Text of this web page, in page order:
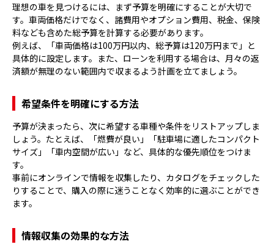
理想の車を見つけるには、まず予算を明確にすることが大切で
す。車両価格だけでなく、諸費用やオプション費用、税金、保険
料なども含めた総予算を計算する必要があります。
例えば、「車両価格は100万円以内、総予算は120万円まで」と
具体的に設定します。また、ローンを利用する場合は、月々の返
済額が無理のない範囲内で収まるよう計画を立てましょう。
希望条件を明確にする方法
予算が決まったら、次に希望する車種や条件をリストアップしま
しょう。たとえば、「燃費が良い」「駐車場に適したコンパクト
サイズ」「車内空間が広い」など、具体的な優先順位をつけま
す。
事前にオンラインで情報を収集したり、カタログをチェックした
りすることで、購入の際に迷うことなく効率的に選ぶことができ
ます。
情報収集の効果的な方法